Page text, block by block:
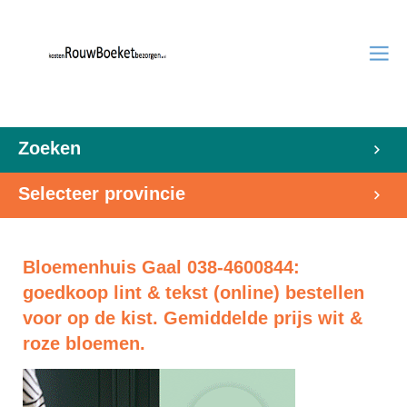
Zoeken
Selecteer provincie
Bloemenhuis Gaal 038-4600844:
goedkoop lint & tekst (online) bestellen
voor op de kist. Gemiddelde prijs wit &
roze bloemen.